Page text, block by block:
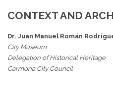
CONTEXT AND
Dr. Juan Manuel Román
City Museum
Delegation of Historical Heritage
Carmona City Council